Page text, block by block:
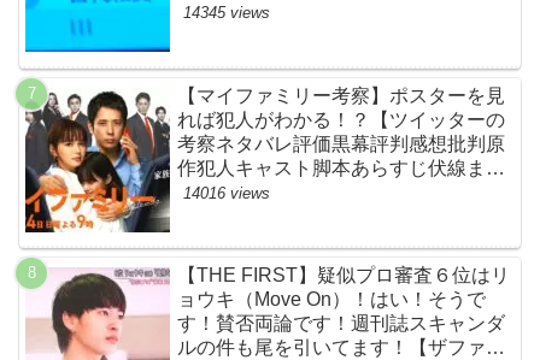
原作犯人キャスト黒幕伏線まとめ】
14345 views
【マイファミリー考察】ポスターを見
れば犯人がわかる！？【ツイッターの
考察ネタバレ評価黒幕評判感想批判原
作犯人キャスト脚本あらすじ伏線まと
め】
14016 views
【THE FIRST】疑似プロ審査６位はリ
ョウキ（Move On）！はい！そうで
す！賛否両論です！週刊誌スキャンダ
ルの件も尾を引いてます！【ザファー